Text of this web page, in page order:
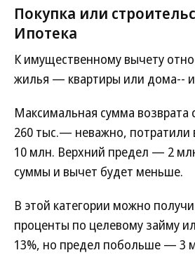
Покупка или
Ипотека
К имущественному вычету
жилья — квартиры или дома--
Максимальная сумма возврата
260 тыс.— неважно, потратили
10 млн. Верхний предел — 2
суммы и вычет будет меньше.
В этой категории можно
проценты по целевому займу
13%, но предел побольше — 3